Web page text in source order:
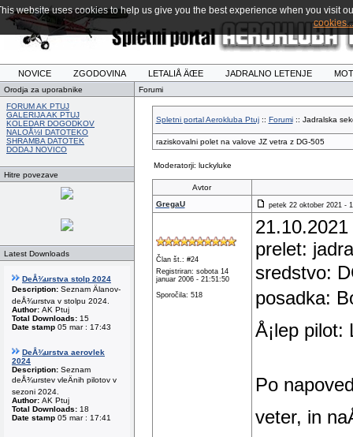
NOVICE ZGODOVINA LETALIÅ ÄŒE JADRALNO LETENJE
Orodja za uporabnike
FORUM AK PTUJ
GALERIJA AK PTUJ
KOLEDAR DOGODKOV
NALOÅ½I DATOTEKO
SHRAMBA DATOTEK
DODAJ NOVICO
Hitre povezave
Latest Downloads
DeÅ¾urstva stolp 2024
Description: Seznam Älanov-
deÅ¾urstva v stolpu 2024.
Author: AK Ptuj
Total Downloads: 15
Date stamp 05 mar : 17:43
DeÅ¾urstva aerovlek
2024
Description: Seznam
deÅ¾urstev vleÄnih pilotov v
sezoni 2024.
Author: AK Ptuj
Total Downloads: 18
Date stamp 05 mar : 17:41
Forumi
Spletni portal Aerokluba Ptuj:: Forumi:: Jadralska
raziskovalni polet na valove JZ vetra z DG-505
Moderatorji: luckyluke
Avtor
GregaU
petek 22 oktober 2021 -
Član št.: #24
Registriran: sobota 14
januar 2006 - 21:51:50
Sporočila: 518
21.10.2021
prelet:
sredstvo:
posadka:
Å¡lep pilot:
Po
veter, in
website uses cookies to help us give you the best experience when you visit
cookies...